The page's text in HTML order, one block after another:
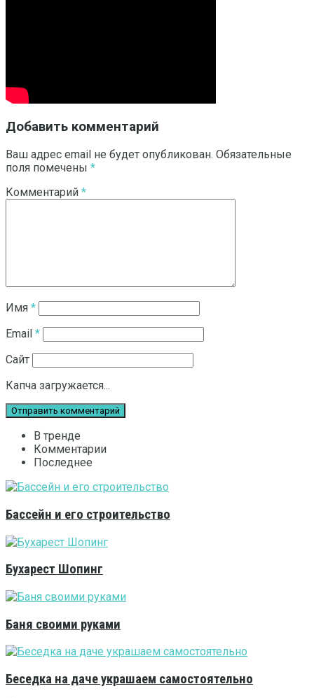
Добавить комментарий
Ваш адрес email не будет опубликован. Обязательные
поля помечены *
Комментарий *
Имя *
Email *
Сайт
Капча загружается...
В тренде
Комментарии
Последнее
Бассейн и его строительство
Бухарест Шопинг
Баня своими руками
Беседка на даче украшаем самостоятельно